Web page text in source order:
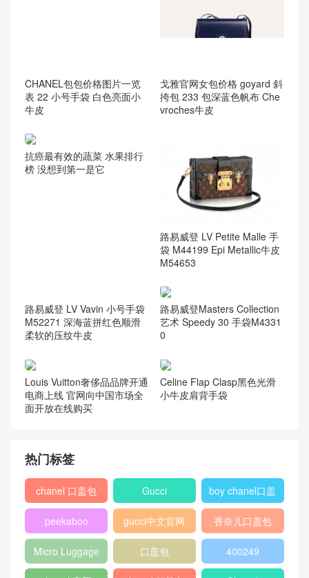
CHANEL包包价格图片一览
表 22 小号手袋 白色亮面小
牛皮
戈雅官网女包价格 goyard 斜
挎包 233 包深蓝色帆布 Che
vroches牛皮
抗癌最有效的蔬菜 水果排行
榜 没想到第一是它
路易威登 LV Petite Malle 手
袋 M44199 Epi Metallic牛皮
M54653
路易威登 LV Vavin 小号手袋
M52271 深海蓝拼红色顺滑
柔软的压纹牛皮
路易威登Masters Collection
艺术 Speedy 30 手袋M4331
0
Louis Vuitton奢侈品品牌开通
面开放在线购买
热门标签
chanel 口盖包 Gucci
boy chanel口盖